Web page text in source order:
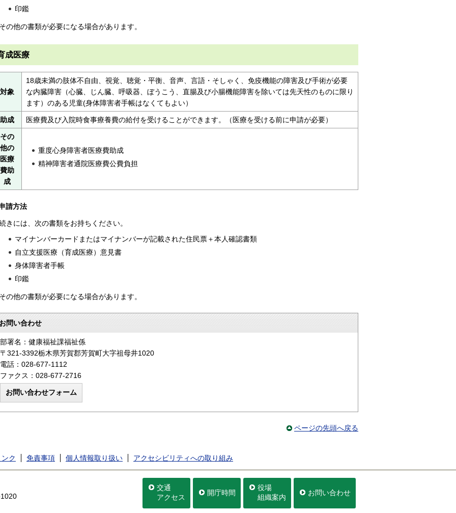
印鑑
の他の書類が必要になる場合があります。
成医療
対象
18歳未満の肢体不自由、視覚、聴覚・平衡、音声、言語・そしゃく、免疫機能の障害及び手術が必要
な内臓障害（心臓、じん臓、呼吸器、ぼうこう、直腸及び小腸機能障害を除いては先天性のものに限り
ます）のある児童(身体障害者手帳はなくてもよい）
助成 医療費及び入院時食事療養費の給付を受けることができます。（医療を受ける前に申請が必要）
その
他の
医療
費助
成
重度心身障害者医療費助成
精神障害者通院医療費公費負担
請方法
きには、次の書類をお持ちください。
マイナンバーカードまたはマイナンバーが記載された住民票＋本人確認書類
自立支援医療（育成医療）意見書
身体障害者手帳
印鑑
の他の書類が必要になる場合があります。
問い合わせ
部署名：健康福祉課福祉係
〒321-3392栃木県芳賀郡芳賀町大字祖母井1020
電話：028-677-1112
ファクス：028-677-2716
ページの先頭へ戻る
ク 免責事項 個人情報取り扱い アクセシビリティへの取り組み
交通
アクセス
開庁時間
役場
組織案内
お問い合わせ